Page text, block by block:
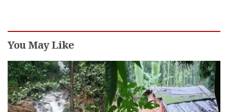
You May Like